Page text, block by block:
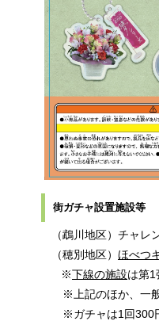
街ガチャ設置施設等
（鵡川地区）チャレ
（穂別地区） ほべつ
※下線の施設は第1
※上記のほか、一般
※ガチャは1回300円